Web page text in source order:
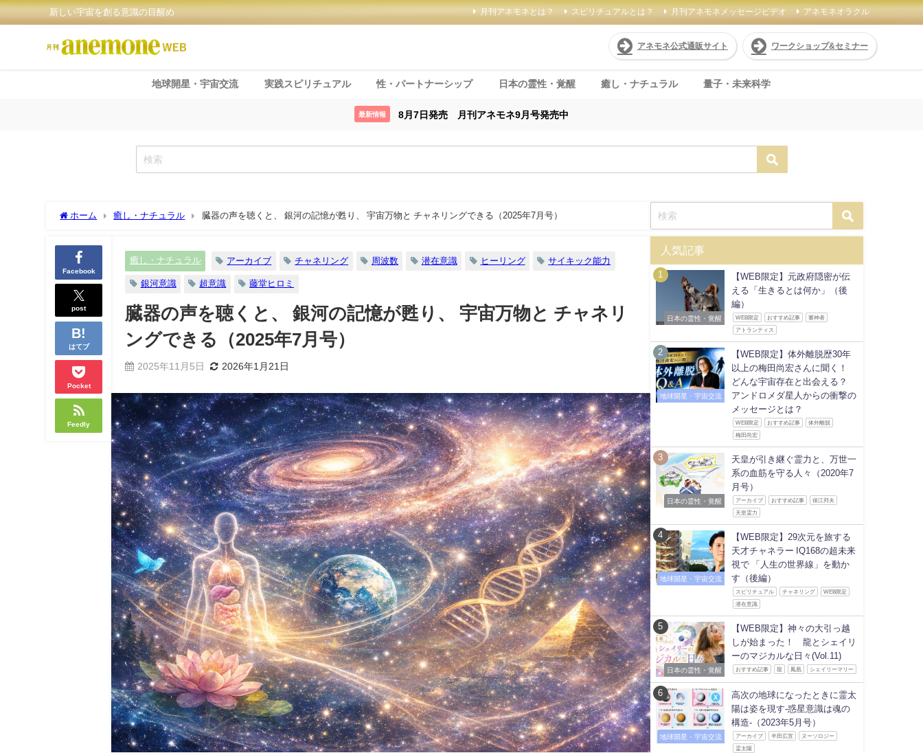
新しい宇宙を創る意識の目醒め 月刊アネモネとは？ スピリチュアルとは？ 月刊アネモネメッセージビデオ アネモネオラクル
アネモネ公式通販サイト ワークショップ&セミナー
地球開星・宇宙交流 実践スピリチュアル 性・パートナーシップ 日本の霊性・覚醒 癒し・ナチュラル 量子・未来科学
最新情報 8月7日発売 月刊アネモネ9月号発売中
ホーム 癒し・ナチュラル 臓器の声を聴くと、 銀河の記憶が甦り、 宇宙万物と チャネリングできる（2025年7月号）
Facebook
post
はてブ
Pocket
Feedly
癒し・ナチュラル アーカイブ チャネリング 周波数 潜在意識 ヒーリング サイキック能力
銀河意識 超意識 藤堂ヒロミ
臓器の声を聴くと、 銀河の記憶が甦り、 宇宙万物と チャネリ
ングできる（2025年7月号）
2025年11月5日 2026年1月21日
人気記事
日本の霊性・覚醒
【WEB限定】元政府隠密が伝
える「生きるとは何か」（後
編）
WEB限定 おすすめ記事 審神者
アトランティス
地球開星・宇宙交流
【WEB限定】体外離脱歴30年
以上の梅田尚宏さんに聞く！
どんな宇宙存在と出会える？
アンドロメダ星人からの衝撃の
メッセージとは？
WEB限定 おすすめ記事 体外離脱
梅田尚宏
日本の霊性・覚醒
天皇が引き継ぐ霊力と、万世一
系の血筋を守る人々（2020年7
月号）
アーカイブ おすすめ記事 保江邦夫
天皇霊力
地球開星・宇宙交流
【WEB限定】29次元を旅する
天才チャネラー IQ168の超未来
視で 「人生の世界線」を動か
す（後編）
スピリチュアル チャネリング WEB限定
潜在意識
日本の霊性・覚醒
【WEB限定】神々の大引っ越
しが始まった！ 龍とシェイリ
ーのマジカルな日々(Vol.11)
おすすめ記事 龍 鳳凰 シェイリーマリー
地球開星・宇宙交流
高次の地球になったときに霊太
陽は姿を現す-惑星意識は魂の
構造-（2023年5月号）
アーカイブ 半田広宣 ヌーソロジー
霊太陽